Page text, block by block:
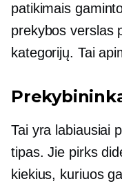
patikimais
prekybos verslas
kategorijų. Tai
Tai yra labiausiai
tipas. Jie pirks
kiekius, kuriuos